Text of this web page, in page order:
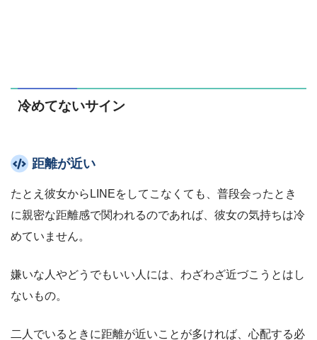
冷めてないサイン
距離が近い
たとえ彼女からLINEをしてこなくても、普段会ったとき
に親密な距離感で関われるのであれば、彼女の気持ちは冷
めていません。
嫌いな人やどうでもいい人には、わざわざ近づこうとはし
ないもの。
二人でいるときに距離が近いことが多ければ、心配する必